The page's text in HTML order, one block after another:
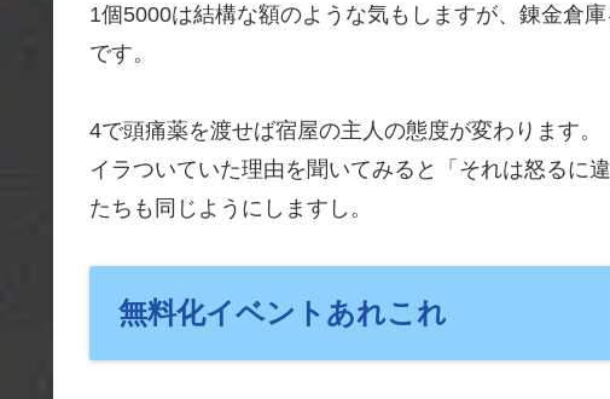
1個5000は結構な額のような気もしますが、錬金倉
です。
4で頭痛薬を渡せば宿屋の主人の態度が変わります。
イラついていた理由を聞いてみると「それは怒る
たちも同じようにしますし。
無料化イベントあれこれ